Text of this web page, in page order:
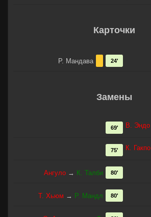
Карточки
Р. Мандава 24'
Замены
В. Эндо
69'
К. Гакпо
75'
Ангуло → К. Талби 80'
Т. Хьюм → Р. Мандл 80'